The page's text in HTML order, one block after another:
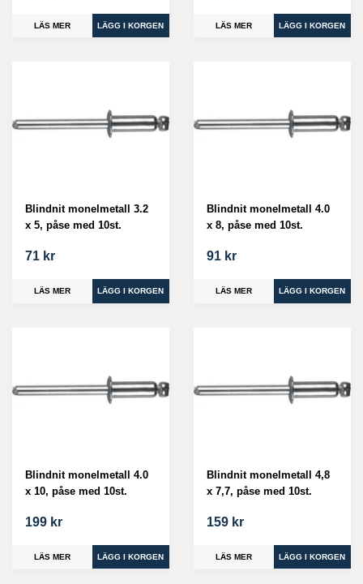
LÄS MER LÄS MER
Blindnit monelmetall 3.2
x 5, påse med 10st.
71 kr
LÄS MER
Blindnit monelmetall 4.0
x 8, påse med 10st.
91 kr
LÄS MER
Blindnit monelmetall 4.0
x 10, påse med 10st.
199 kr
LÄS MER
Blindnit monelmetall 4,8
x 7,7, påse med 10st.
159 kr
LÄS MER